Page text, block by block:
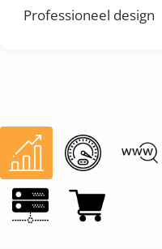
Professioneel design